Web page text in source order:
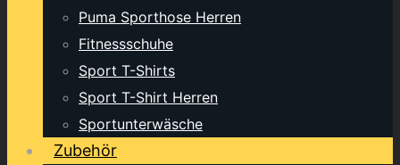
Puma Sporthose Herren
Fitnessschuhe
Sport T-Shirts
Sport T-Shirt Herren
Sportunterwäsche
Zubehör